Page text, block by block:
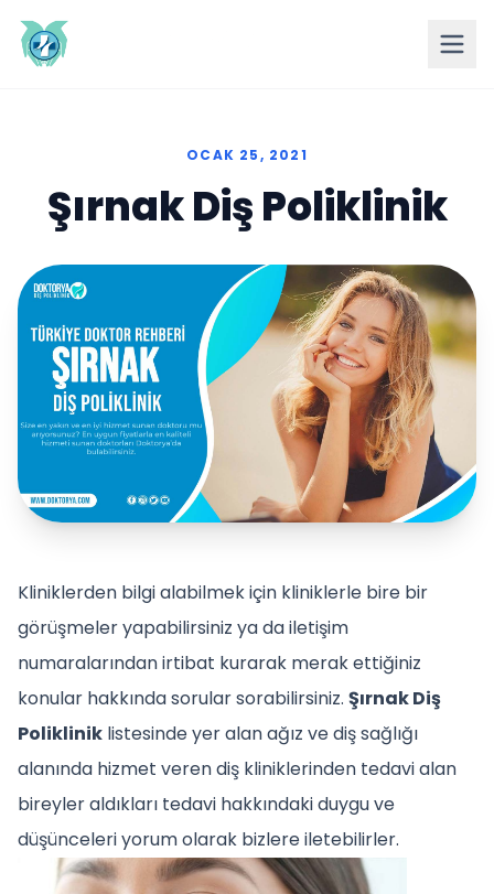
OCAK 25, 2021
Şırnak Diş Poliklinik
Kliniklerden bilgi alabilmek için kliniklerle bire bir
görüşmeler yapabilirsiniz ya da iletişim
numaralarından irtibat kurarak merak ettiğiniz
konular hakkında sorular sorabilirsiniz. Şırnak Diş
Poliklinik listesinde yer alan ağız ve diş sağlığı
alanında hizmet veren diş kliniklerinden tedavi alan
bireyler aldıkları tedavi hakkındaki duygu ve
düşünceleri yorum olarak bizlere iletebilirler.